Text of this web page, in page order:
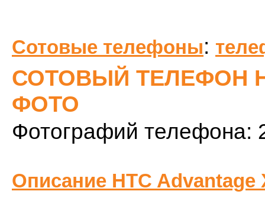
Сотовые телефоны:
СОТОВЫЙ ТЕЛЕФОН
ФОТО
Фотографий телефона:
Описание HTC Advantage